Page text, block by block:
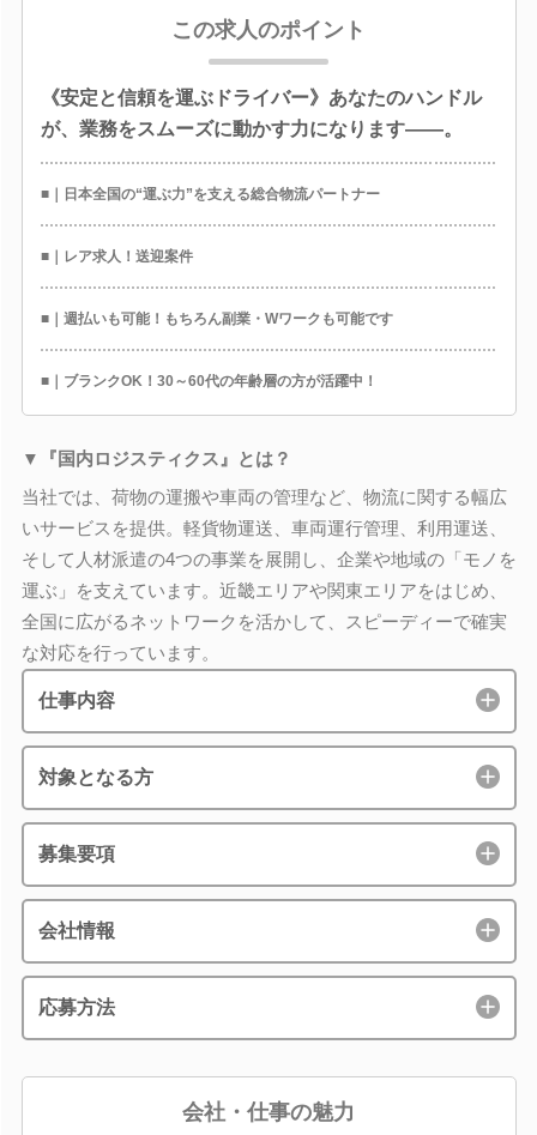
この求人のポイント
《安定と信頼を運ぶドライバー》あなたのハンドル
が、業務をスムーズに動かす力になります――。
■｜日本全国の“運ぶ力”を支える総合物流パートナー
■｜レア求人！送迎案件
■｜週払いも可能！もちろん副業・Wワークも可能です
■｜ブランクOK！30～60代の年齢層の方が活躍中！
▼『国内ロジスティクス』とは？
当社では、荷物の運搬や車両の管理など、物流に関する幅広
いサービスを提供。軽貨物運送、車両運行管理、利用運送、
そして人材派遣の4つの事業を展開し、企業や地域の「モノを
運ぶ」を支えています。近畿エリアや関東エリアをはじめ、
全国に広がるネットワークを活かして、スピーディーで確実
な対応を行っています。
仕事内容
対象となる方
募集要項
会社情報
応募方法
会社・仕事の魅力